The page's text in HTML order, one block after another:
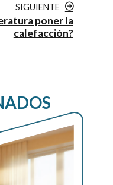
SIGUIENTE
poner la
calefacción?